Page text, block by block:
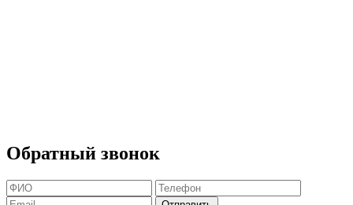
Обратный звонок